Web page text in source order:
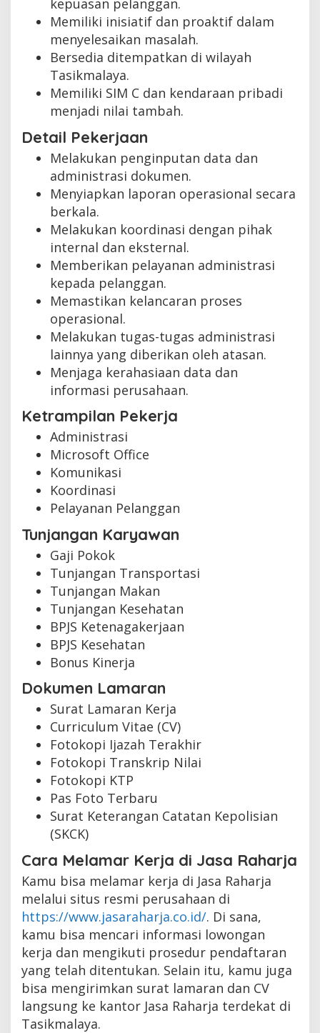
kepuasan pelanggan.
Memiliki inisiatif dan proaktif dalam
menyelesaikan masalah.
Bersedia ditempatkan di wilayah
Tasikmalaya.
Memiliki SIM C dan kendaraan pribadi
menjadi nilai tambah.
Detail Pekerjaan
Melakukan penginputan data dan
administrasi dokumen.
Menyiapkan laporan operasional secara
berkala.
Melakukan koordinasi dengan pihak
internal dan eksternal.
Memberikan pelayanan administrasi
kepada pelanggan.
Memastikan kelancaran proses
operasional.
Melakukan tugas-tugas administrasi
lainnya yang diberikan oleh atasan.
Menjaga kerahasiaan data dan
informasi perusahaan.
Ketrampilan Pekerja
Administrasi
Microsoft Office
Komunikasi
Koordinasi
Pelayanan Pelanggan
Tunjangan Karyawan
Gaji Pokok
Tunjangan Transportasi
Tunjangan Makan
Tunjangan Kesehatan
BPJS Ketenagakerjaan
BPJS Kesehatan
Bonus Kinerja
Dokumen Lamaran
Surat Lamaran Kerja
Curriculum Vitae (CV)
Fotokopi Ijazah Terakhir
Fotokopi Transkrip Nilai
Fotokopi KTP
Pas Foto Terbaru
Surat Keterangan Catatan Kepolisian
(SKCK)
Cara Melamar Kerja di Jasa Raharja
Kamu bisa melamar kerja di Jasa Raharja
melalui situs resmi perusahaan di
https://www.jasaraharja.co.id/. Di sana,
kamu bisa mencari informasi lowongan
kerja dan mengikuti prosedur pendaftaran
yang telah ditentukan. Selain itu, kamu juga
bisa mengirimkan surat lamaran dan CV
langsung ke kantor Jasa Raharja terdekat di
Tasikmalaya.